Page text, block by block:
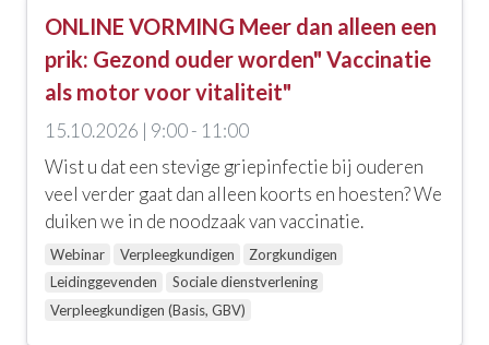
ONLINE VORMING Meer dan alleen een
prik: Gezond ouder worden" Vaccinatie
als motor voor vitaliteit"
15.10.2026 | 9:00 - 11:00
Wist u dat een stevige griepinfectie bij ouderen
veel verder gaat dan alleen koorts en hoesten? We
duiken we in de noodzaak van vaccinatie.
Webinar Verpleegkundigen
Zorgkundigen
Leidinggevenden
Sociale dienstverlening
Verpleegkundigen (Basis, GBV)